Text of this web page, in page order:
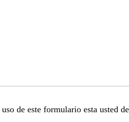
de este formulario esta usted